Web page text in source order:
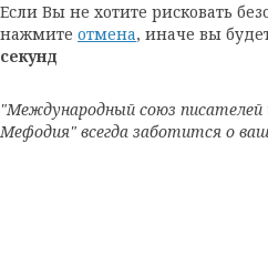
Если Вы не хотите рисковать
нажмите отмена, иначе вы
секунд
"Международный союз
Мефодия" всегда заботится о